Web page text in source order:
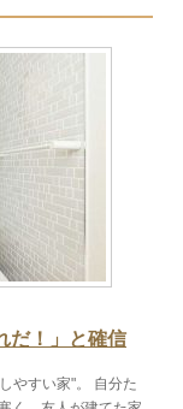
だ！」と確信
やすい家"。 自分た